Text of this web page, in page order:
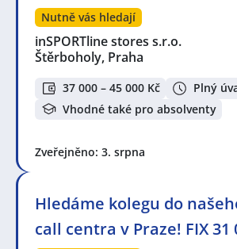
Nutně vás hledají
inSPORTline stores s.r.o.
Štěrboholy, Praha
37 000 – 45 000 Kč
Plný
Vhodné také pro absolventy
Zveřejněno: 3. srpna
Hledáme kolegu do
call centra v Praze! FIX 31